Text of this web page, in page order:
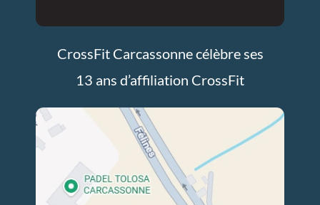
CrossFit Carcassonne célèbre ses
13 ans d’affiliation CrossFit